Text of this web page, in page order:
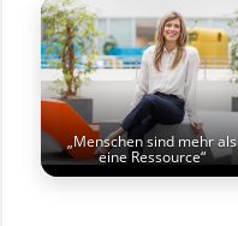
„Menschen sind mehr als
eine Ressource“